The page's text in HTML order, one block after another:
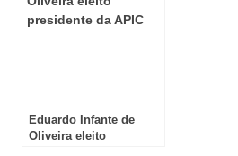
Eduardo Infante de
Oliveira eleito